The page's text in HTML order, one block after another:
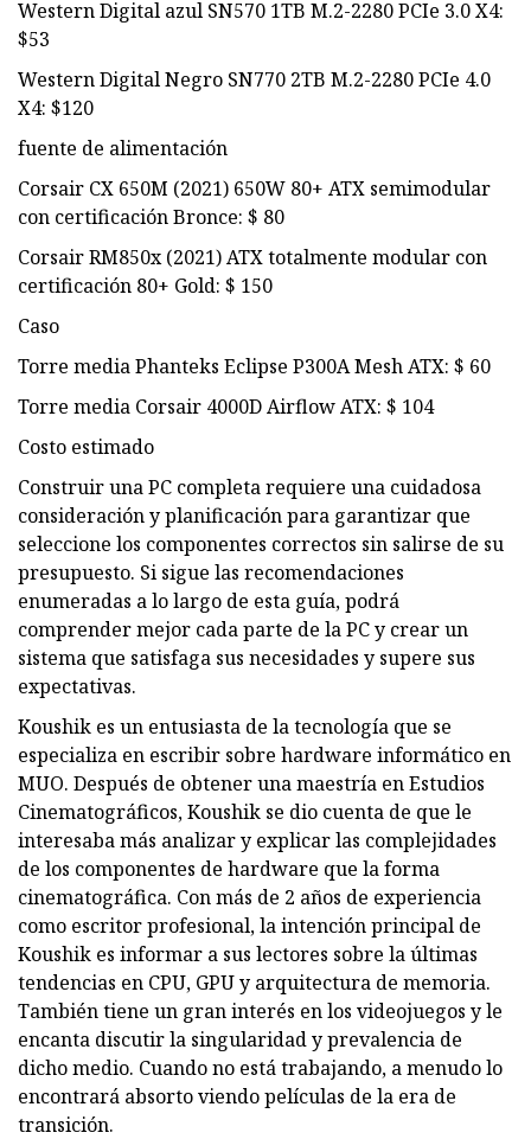
Western Digital azul SN570 1TB M.2-2280 PCIe 3.0 X4:
$53
Western Digital Negro SN770 2TB M.2-2280 PCIe 4.0
X4: $120
fuente de alimentación
Corsair CX 650M (2021) 650W 80+ ATX semimodular
con certificación Bronce: $ 80
Corsair RM850x (2021) ATX totalmente modular con
certificación 80+ Gold: $ 150
Caso
Torre media Phanteks Eclipse P300A Mesh ATX: $ 60
Torre media Corsair 4000D Airflow ATX: $ 104
Costo estimado
Construir una PC completa requiere una cuidadosa
consideración y planificación para garantizar que
seleccione los componentes correctos sin salirse de su
presupuesto. Si sigue las recomendaciones
enumeradas a lo largo de esta guía, podrá
comprender mejor cada parte de la PC y crear un
sistema que satisfaga sus necesidades y supere sus
expectativas.
Koushik es un entusiasta de la tecnología que se
especializa en escribir sobre hardware informático en
MUO. Después de obtener una maestría en Estudios
Cinematográficos, Koushik se dio cuenta de que le
interesaba más analizar y explicar las complejidades
de los componentes de hardware que la forma
cinematográfica. Con más de 2 años de experiencia
como escritor profesional, la intención principal de
Koushik es informar a sus lectores sobre la últimas
tendencias en CPU, GPU y arquitectura de memoria.
También tiene un gran interés en los videojuegos y le
encanta discutir la singularidad y prevalencia de
dicho medio. Cuando no está trabajando, a menudo lo
encontrará absorto viendo películas de la era de
transición.